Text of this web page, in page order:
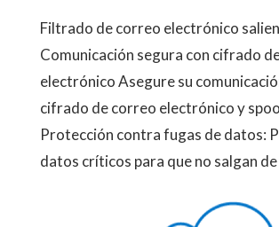
Filtrado de correo electrónico
Comunicación segura con cifrado
electrónico Asegure su
cifrado de correo electrónico y
Protección contra fugas de datos:
datos críticos para que no salgan